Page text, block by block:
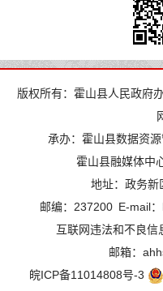
版权所有：霍山县人民政府
承办：霍山县数据资
霍山县融媒体中
地址：政务新
邮编：237200 E-mail
互联网违法和不良
邮箱：
皖ICP备11014808号-3